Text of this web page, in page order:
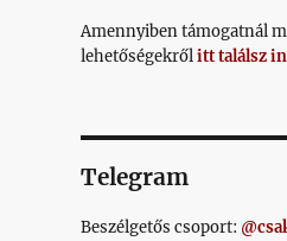
Amennyiben támogatnál
lehetőségekrőlitt találsz
Telegram
Beszélgetős csoport: